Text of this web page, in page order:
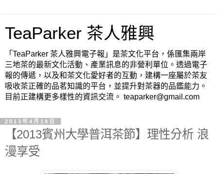
TeaParker 茶人雅興
「TeaParker 茶人雅興電子報」是茶文化平台，係匯集兩岸
三地茶的最新文化活動、產業訊息的非營利單位。透過電子
報的傳遞，以及和茶文化愛好者的互動，建構一座屬於茶友
吸收茶正確的品茗知識的平台，並提升對茶器的品鑑能力。
目前正建構更多樣性的資訊交流。 teaparker@gmail.com
2013年4月18日
【2013賓州大學普洱茶節】理性分析 浪
漫享受